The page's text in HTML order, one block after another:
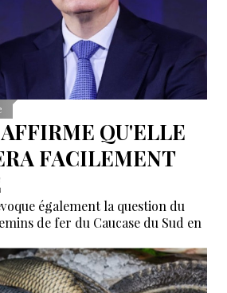
QU'ELLE
FACILEMENT
également la question du
de fer du Caucase du Sud en